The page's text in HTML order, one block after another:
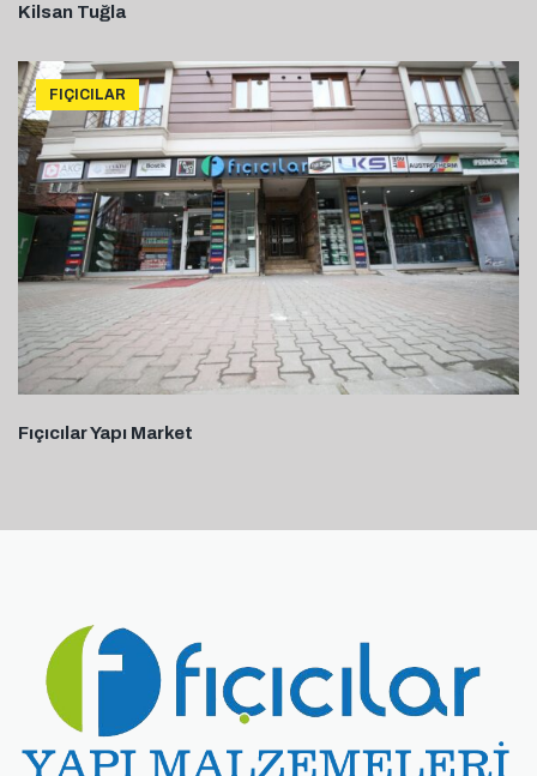
Kilsan Tuğla
FIÇICILAR
Fıçıcılar Yapı Market